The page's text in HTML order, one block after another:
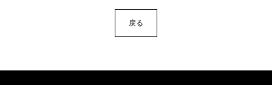
Contact us
Sign In
戻る